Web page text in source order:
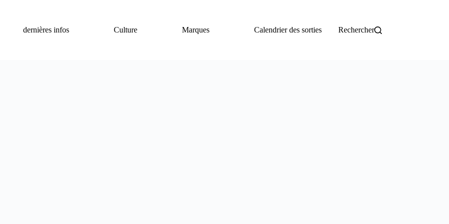
dernières infos
Culture Marques Calendrier des sorties Rechercher